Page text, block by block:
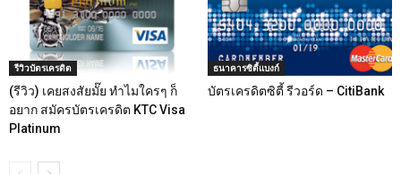
รีวิวบัตรเครดิต
(รีวิว) เคยสงสัยมั๊ย ทำไมใครๆ ก็
อยาก สมัครบัตรเครดิต KTC Visa
Platinum
ธนาคารซิตี้แบงก์
บัตรเครดิตซิตี้ รีวอร์ด – CitiBank